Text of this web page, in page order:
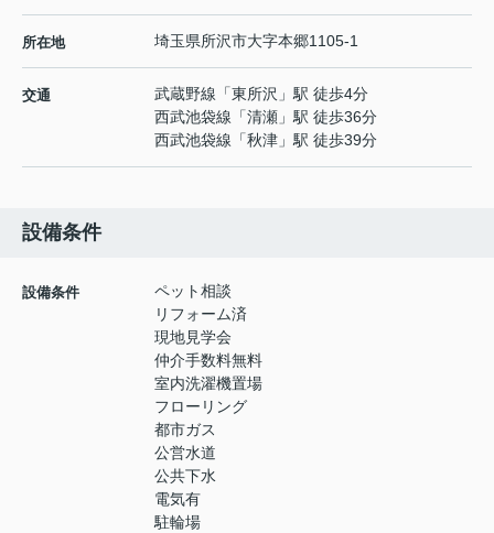
所在地 埼玉県所沢市大字本郷1105-1
交通 武蔵野線 「東所沢 」駅 徒歩4分
西武池袋線 「清瀬 」駅 徒歩36分
西武池袋線 「秋津 」駅 徒歩39分
設備条件
設備条件
ペット相談
リフォーム済
現地見学会
仲介手数料無料
室内洗濯機置場
フローリング
都市ガス
公営水道
公共下水
電気有
駐輪場